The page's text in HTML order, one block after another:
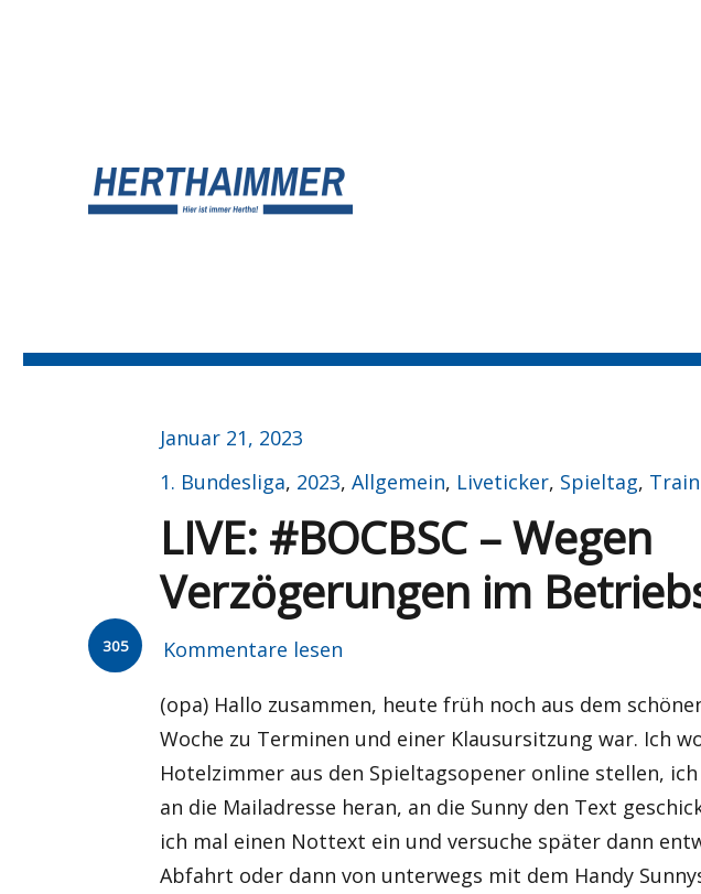
Veröffentlicht
am
Januar 21, 2023
Kategorien
1. Bundesliga, 2023,Allgemein, Liveticker, Spieltag,
LIVE: #BOCBSC – Wegen
Verzögerungen im
305 Kommentare lesen
(opa) Hallo zusammen, heute früh noch aus dem
Woche zu Terminen und einer Klausursitzung war. Ich
Hotelzimmer aus den Spieltagsopener online stellen,
an die Mailadresse heran, an die Sunny den Text
ich mal einen Nottext ein und versuche später dann
Abfahrt oder dann von unterwegs mit dem Handy